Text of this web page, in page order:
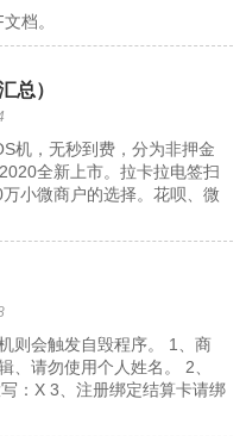
档。
总）
机，无秒到费，分为非押金
全新上市。拉卡拉电签扫
小微商户的选择。花呗、微
则会触发自毁程序。 1、商
、请勿使用个人姓名。 2、
：X 3、注册绑定结算卡请绑